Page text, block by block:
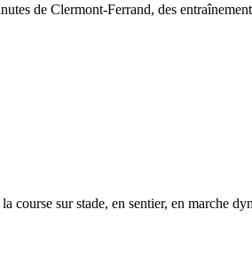
de Clermont-Ferrand, des
sur stade, en sentier, en marche